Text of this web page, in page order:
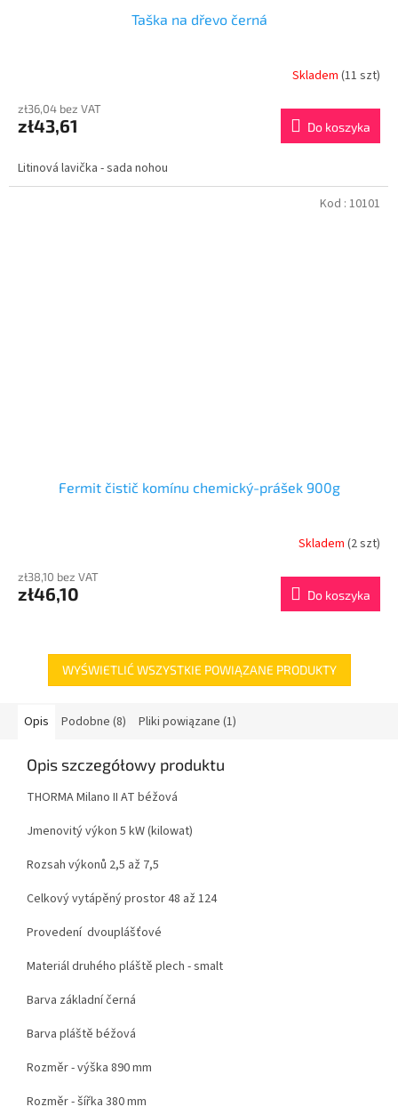
Taška na dřevo černá
Skladem (11 szt)
zł36,04 bez VAT
zł43,61 Do koszyka
Litinová lavička - sada nohou
Fermit čistič komínu chemický-prášek 900g
Skladem (2 szt)
zł38,10 bez VAT
zł46,10 Do koszyka
Kod : 10101
WYŚWIETLIĆ WSZYSTKIE POWIĄZANE PRODUKTY
Opis Podobne (8) Pliki powiązane (1)
Opis szczegółowy produktu
THORMA Milano II AT béžová
Jmenovitý výkon 5 kW (kilowat)
Rozsah výkonů 2,5 až 7,5
Celkový vytápěný prostor 48 až 124
Provedení dvouplášťové
Materiál druhého pláště plech - smalt
Barva základní černá
Barva pláště béžová
Rozměr - výška 890 mm
Rozměr - šířka 380 mm